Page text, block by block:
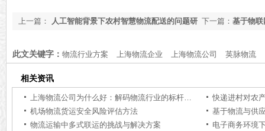
下一篇： 基于物
上一篇：
人工智能背景下农村智慧物流配送的问题研
此文关键字： 物流行业方案 上海物流企业 上海物流公司 英脉物流
相关资讯
快递进村对农
机场物流货运安全风险评估方法
基于物流与供
物流运输中多式联运的挑战与解决方案
电子商务环境